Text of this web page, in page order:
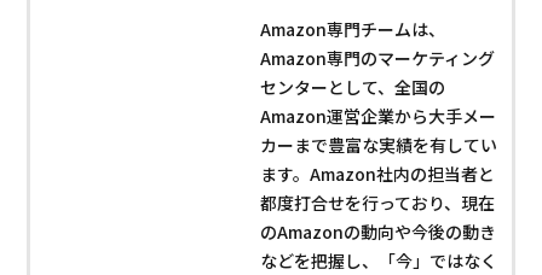
Amazon専門チームは、
Amazon専門のマーケティング
センターとして、全国の
Amazon運営企業から大手メー
カーまで豊富な実績を有してい
ます。Amazon社内の担当者と
都度打合せを行っており、現在
のAmazonの動向や今後の動き
などを把握し、「今」ではなく